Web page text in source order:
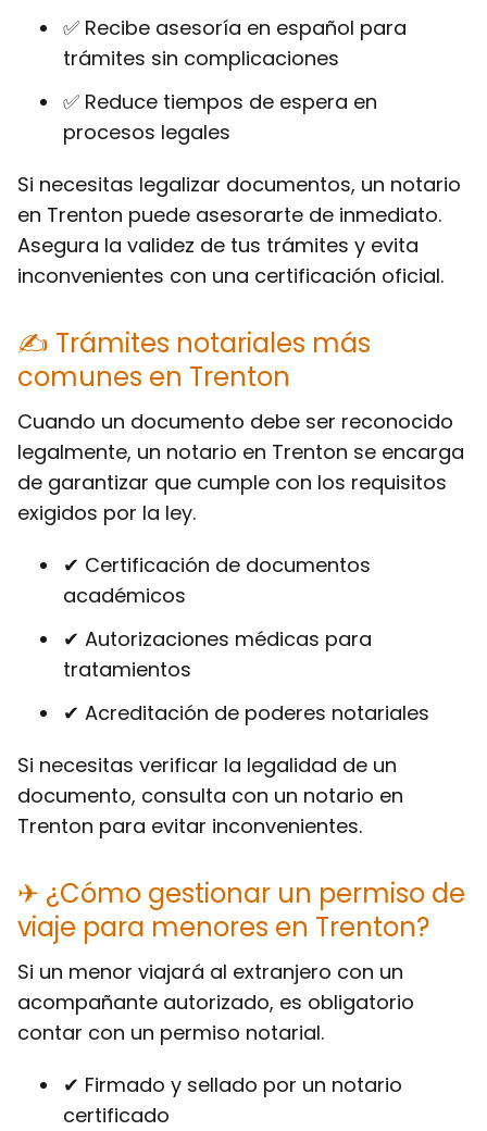
✅ Recibe asesoría en español para
trámites sin complicaciones
✅ Reduce tiempos de espera en
procesos legales
Si necesitas legalizar documentos, un notario
en Trenton puede asesorarte de inmediato.
Asegura la validez de tus trámites y evita
inconvenientes con una certificación oficial.
✍ Trámites notariales más
comunes en Trenton
Cuando un documento debe ser reconocido
legalmente, un notario en Trenton se encarga
de garantizar que cumple con los requisitos
exigidos por la ley.
✔ Certificación de documentos
académicos
✔ Autorizaciones médicas para
tratamientos
✔ Acreditación de poderes notariales
Si necesitas verificar la legalidad de un
documento, consulta con un notario en
Trenton para evitar inconvenientes.
✈ ¿Cómo gestionar un permiso de
viaje para menores en Trenton?
Si un menor viajará al extranjero con un
acompañante autorizado, es obligatorio
contar con un permiso notarial.
✔ Firmado y sellado por un notario
certificado